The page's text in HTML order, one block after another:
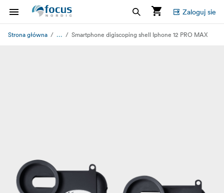
Zaloguj sie
Strona główna ... Smartphone digiscoping shell Iphone 12 PRO MAX